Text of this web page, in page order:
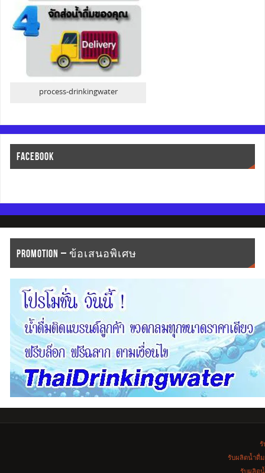
process-drinkingwater
FACEBOOK
PROMOTION – ข้อเสนอพิเศษ
รับผลิตน้ำดื่
รับผลิต